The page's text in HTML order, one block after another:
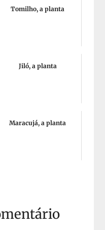
Tomilho, a planta
Jiló, a planta
Maracujá, a planta